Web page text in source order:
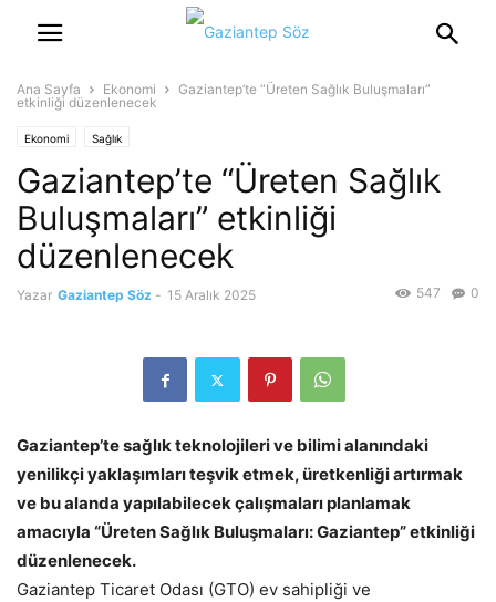
Ana Sayfa Ekonomi
Gaziantep’te “Üreten Sağlık Buluşmaları”
etkinliği düzenlenecek
Ekonomi Sağlık
Gaziantep’te “Üreten Sağlık
Buluşmaları” etkinliği
düzenlenecek
Yazar Gaziantep Söz - 15 Aralık 2025 0
547
Gaziantep’te sağlık teknolojileri ve bilimi alanındaki
yenilikçi yaklaşımları teşvik etmek, üretkenliği artırmak
ve bu alanda yapılabilecek çalışmaları planlamak
amacıyla “Üreten Sağlık Buluşmaları: Gaziantep” etkinliği
düzenlenecek.
Gaziantep Ticaret Odası (GTO) ev sahipliği ve